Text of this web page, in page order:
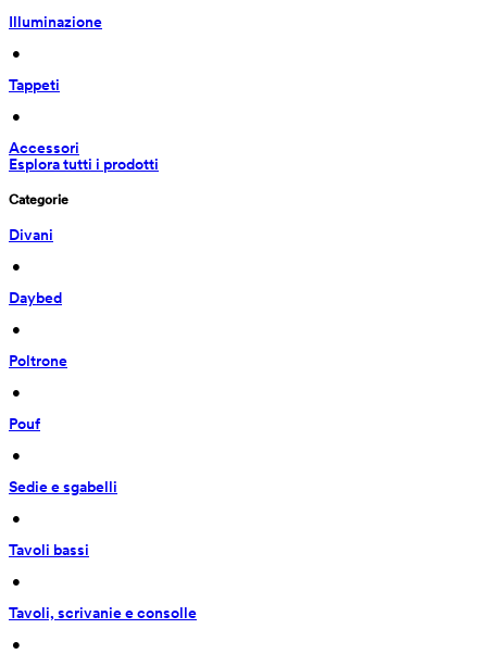
Illuminazione
•
Tappeti
•
Accessori
Esplora tutti i prodotti
Categorie
Divani
•
Daybed
•
Poltrone
•
Pouf
•
Sedie e sgabelli
•
Tavoli bassi
•
Tavoli, scrivanie e consolle
•